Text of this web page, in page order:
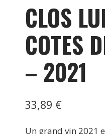
CLOS
COTES
– 2021
33,89 €
Un grand vin 2021